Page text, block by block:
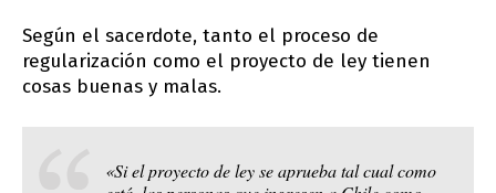
Según el sacerdote, tanto el proceso de
regularización como el proyecto de ley tienen
cosas buenas y malas.
«Si el proyecto de ley se aprueba tal cual como